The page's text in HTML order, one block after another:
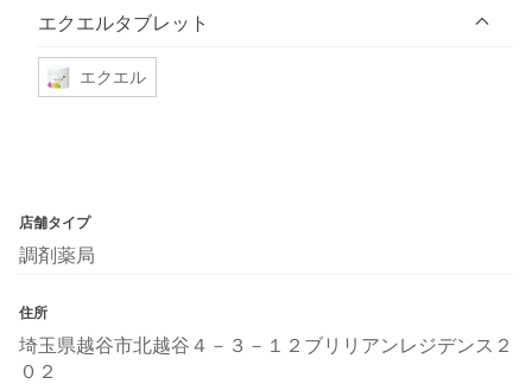
エクエルタブレット
エクエル
店舗タイプ
調剤薬局
住所
埼玉県越谷市北越谷４－３－１２ブリリアンレジデンス２
０２